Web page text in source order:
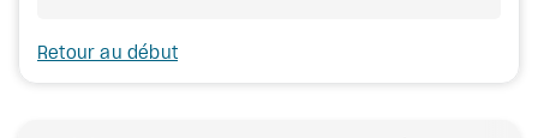
Retour au début